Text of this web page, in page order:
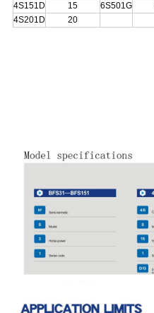
4S151D
15 6S501G
4S201D
20